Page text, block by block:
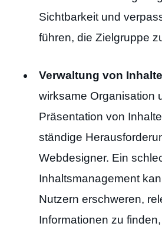
Sichtbarkeit und
führen, die Zielgruppe
Verwaltung von
wirksame Organisation
Präsentation von
ständige
Webdesigner. Ein
Inhaltsmanagement
Nutzern erschweren,
Informationen zu